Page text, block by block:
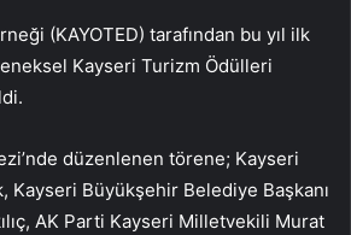
(KAYOTED) tarafından bu yıl ilk
Kayseri Turizm Ödülleri
düzenlenen törene; Kayseri
Kayseri Büyükşehir Belediye Başkanı
AK Parti Kayseri Milletvekili Murat